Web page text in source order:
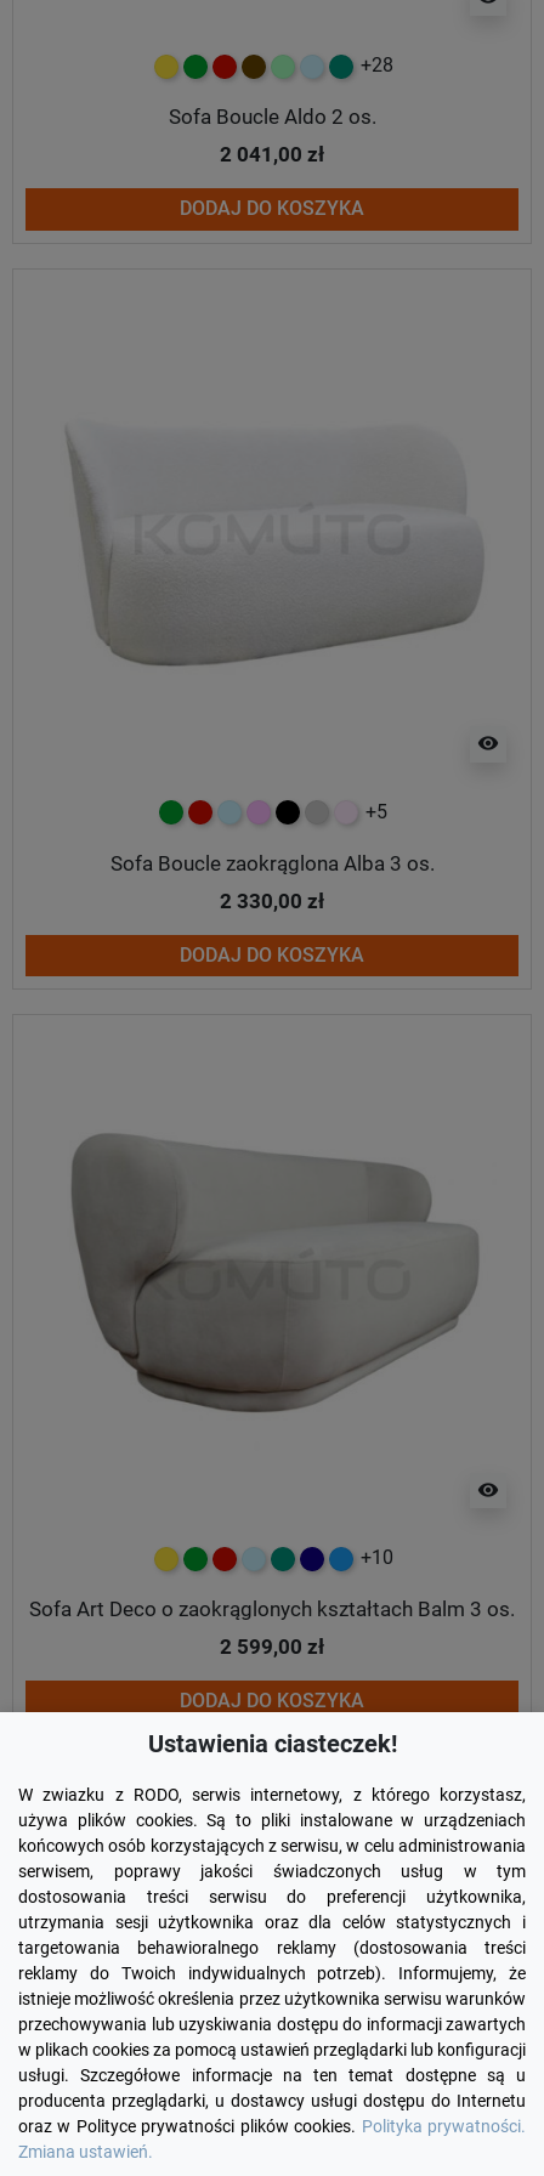
żółtyzielonyczerwony
czekoladowy
miętowybłękitny
turkusowy
+28
Sofa Boucle Aldo 2 os.
2 041,00 zł
DODAJ DO KOSZYKA
visibility
zielonyczerwony
błękitnyróżowy
czarnyjasnoszary
jasny róż
+5
Sofa Boucle zaokrąglona Alba 3 os.
2 330,00 zł
DODAJ DO KOSZYKA
visibility
żółtyzielonyczerwony
błękitnyturkusowy
granatowy
niebieski
+10
Sofa Art Deco o zaokrąglonych kształtach Balm 3 os.
2 599,00 zł
DODAJ DO KOSZYKA
FacebookYouTubePinterest
Ustawienia ciasteczek!
W zwiazku z RODO, serwis internetowy, z którego korzystasz,
używa plików cookies. Są to pliki instalowane w urządzeniach
końcowych osób korzystających z serwisu, w celu administrowania
serwisem, poprawy jakości świadczonych usług w tym
dostosowania treści serwisu do preferencji użytkownika,
utrzymania sesji użytkownika oraz dla celów statystycznych i
targetowania behawioralnego reklamy (dostosowania treści
reklamy do Twoich indywidualnych potrzeb). Informujemy, że
istnieje możliwość określenia przez użytkownika serwisu warunków
przechowywania lub uzyskiwania dostępu do informacji zawartych
w plikach cookies za pomocą ustawień przeglądarki lub konfiguracji
usługi. Szczegółowe informacje na ten temat dostępne są u
producenta przeglądarki, u dostawcy usługi dostępu do Internetu
oraz w Polityce prywatności plików cookies. Polityka prywatności.
Zmiana ustawień.
PRODUKTY 
INFORMACJE 